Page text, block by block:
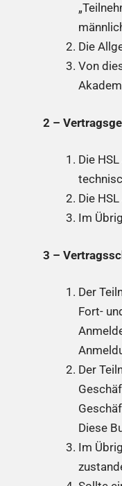
Die
Von
2 –
Die
Die
Im
3 –
Der
Fort-
Der
Diese
Im